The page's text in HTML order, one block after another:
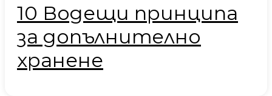
10 Водещи принципа
за допълнително
хранене